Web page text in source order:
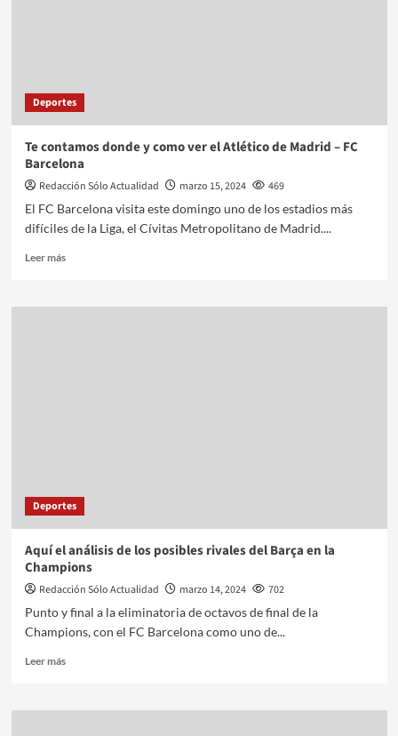
Deportes
Te contamos donde y como ver el Atlético de Madrid – FC
Barcelona
Redacción Sólo Actualidad marzo 15, 2024
469
El FC Barcelona visita este domingo uno de los estadios más
difíciles de la Liga, el Cívitas Metropolitano de Madrid....
Leer más
Deportes
Aquí el análisis de los posibles rivales del Barça en la
Champions
Redacción Sólo Actualidad marzo 14, 2024
702
Punto y final a la eliminatoria de octavos de final de la
Champions, con el FC Barcelona como uno de...
Leer más